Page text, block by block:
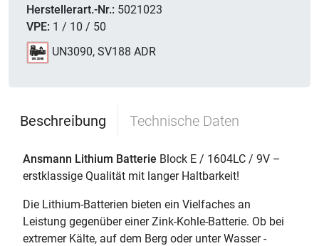
Herstellerart.-Nr.: 5021023
VPE: 1 / 10 / 50
UN3090, SV188 ADR
Beschreibung Technische Daten
Ansmann Lithium Batterie Block E / 1604LC / 9V –
erstklassige Qualität mit langer Haltbarkeit!
Die Lithium-Batterien bieten ein Vielfaches an
Leistung gegenüber einer Zink-Kohle-Batterie. Ob bei
extremer Kälte, auf dem Berg oder unter Wasser -